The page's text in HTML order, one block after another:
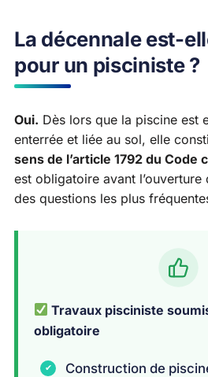
La décennale est-
pour un pisciniste ?
Oui. Dès lors que la piscine est
enterrée et liée au sol, elle
sens de l’article 1792 du Code
est obligatoire avant l’ouverture
des questions les plus
Travaux pisciniste
obligatoire
Construction de